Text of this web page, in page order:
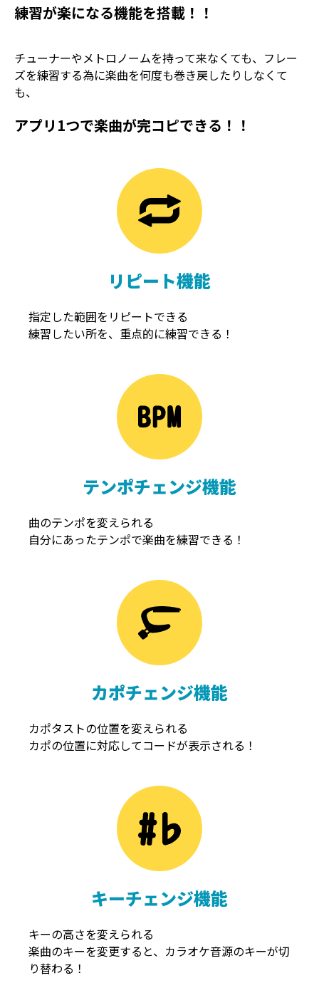
練習が楽になる機能を搭載！！
チューナーやメトロノームを持って来なくても、フレー
ズを練習する為に楽曲を何度も巻き戻したりしなくて
も、
アプリ1つで楽曲が完コピできる！！
リピート機能
指定した範囲をリピートできる
練習したい所を、重点的に練習できる！
テンポチェンジ機能
曲のテンポを変えられる
自分にあったテンポで楽曲を練習できる！
カポチェンジ機能
カポタストの位置を変えられる
カポの位置に対応してコードが表示される！
キーチェンジ機能
キーの高さを変えられる
楽曲のキーを変更すると、カラオケ音源のキーが切
り替わる！